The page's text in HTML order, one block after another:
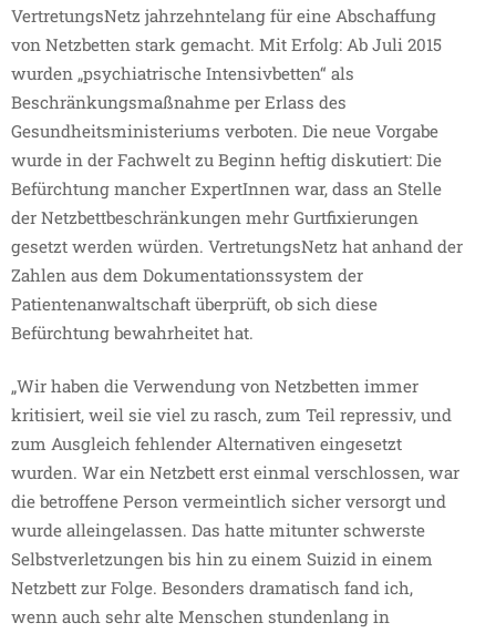
VertretungsNetz jahrzehntelang für eine Abschaffung
von Netzbetten stark gemacht. Mit Erfolg: Ab Juli 2015
wurden „psychiatrische Intensivbetten“ als
Beschränkungsmaßnahme per Erlass des
Gesundheitsministeriums verboten. Die neue Vorgabe
wurde in der Fachwelt zu Beginn heftig diskutiert: Die
Befürchtung mancher ExpertInnen war, dass an Stelle
der Netzbettbeschränkungen mehr Gurtfixierungen
gesetzt werden würden. VertretungsNetz hat anhand der
Zahlen aus dem Dokumentationssystem der
Patientenanwaltschaft überprüft, ob sich diese
Befürchtung bewahrheitet hat.
„Wir haben die Verwendung von Netzbetten immer
kritisiert, weil sie viel zu rasch, zum Teil repressiv, und
zum Ausgleich fehlender Alternativen eingesetzt
wurden. War ein Netzbett erst einmal verschlossen, war
die betroffene Person vermeintlich sicher versorgt und
wurde alleingelassen. Das hatte mitunter schwerste
Selbstverletzungen bis hin zu einem Suizid in einem
Netzbett zur Folge. Besonders dramatisch fand ich,
wenn auch sehr alte Menschen stundenlang in